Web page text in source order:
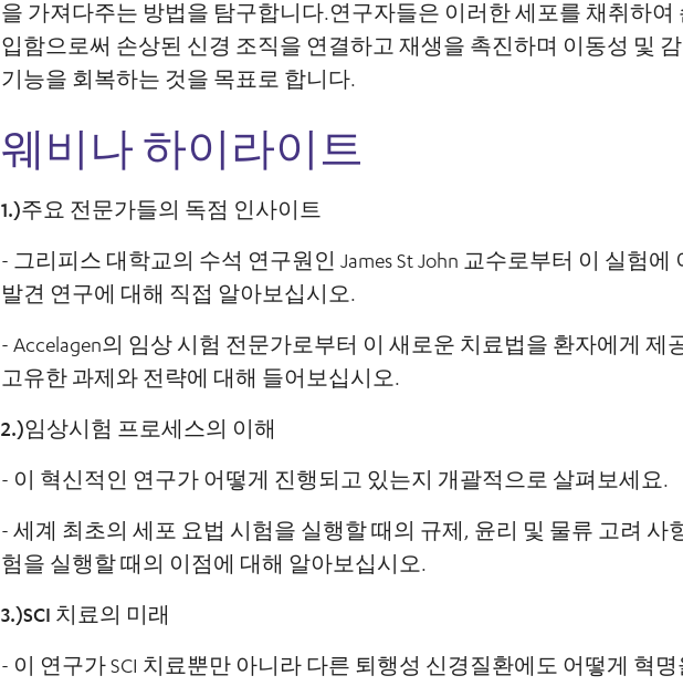
을 가져다주는 방법을 탐구합니다.연구자들은 이러한 세포를 채취하여
입함으로써 손상된 신경 조직을 연결하고 재생을 촉진하며 이동성 및
기능을 회복하는 것을 목표로 합니다.
웨비나 하이라이트
1.)주요 전문가들의 독점 인사이트
- 그리피스 대학교의 수석 연구원인 James St John 교수로부터 이 실험에
발견 연구에 대해 직접 알아보십시오.
- Accelagen의 임상 시험 전문가로부터 이 새로운 치료법을 환자에게 제
고유한 과제와 전략에 대해 들어보십시오.
2.)임상시험 프로세스의 이해
- 이 혁신적인 연구가 어떻게 진행되고 있는지 개괄적으로 살펴보세요.
- 세계 최초의 세포 요법 시험을 실행할 때의 규제, 윤리 및 물류 고려 사
험을 실행할 때의 이점에 대해 알아보십시오.
3.)SCI 치료의 미래
- 이 연구가 SCI 치료뿐만 아니라 다른 퇴행성 신경질환에도 어떻게 혁